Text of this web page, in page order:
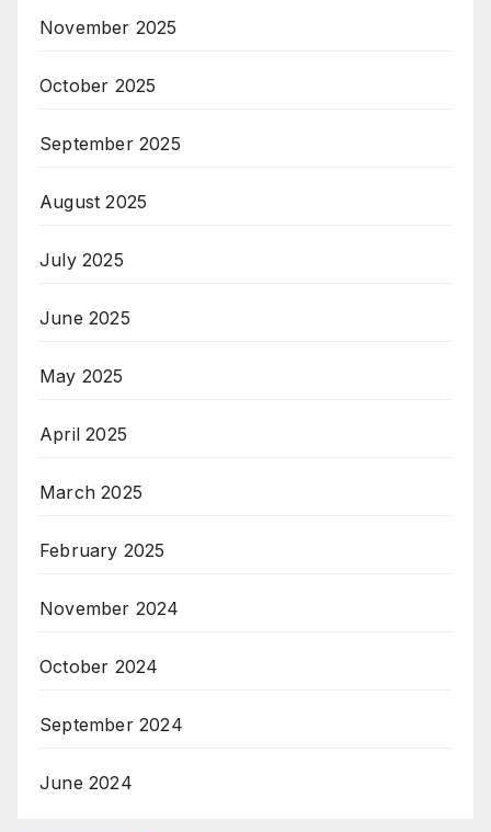
November 2025
October 2025
September 2025
August 2025
July 2025
June 2025
May 2025
April 2025
March 2025
February 2025
November 2024
October 2024
September 2024
June 2024